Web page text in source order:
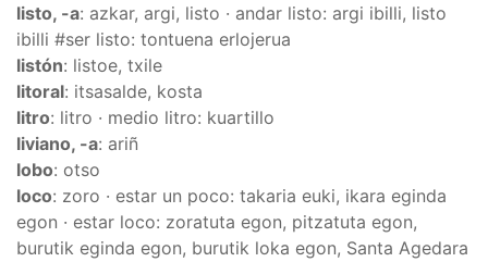
listo, -a: azkar, argi, listo · andar listo: argi ibilli, listo
ibilli #ser listo: tontuena erlojerua
listón: listoe, txile
litoral: itsasalde, kosta
litro: litro · medio litro: kuartillo
liviano, -a: ariñ
lobo: otso
loco: zoro · estar un poco: takaria euki, ikara eginda
egon · estar loco: zoratuta egon, pitzatuta egon,
burutik eginda egon, burutik loka egon, Santa Agedara